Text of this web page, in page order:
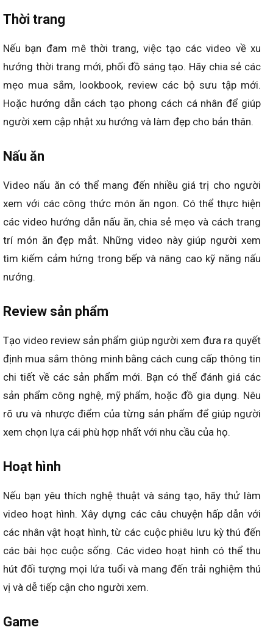
Thời trang
Nếu bạn đam mê thời trang, việc tạo các video về xu
hướng thời trang mới, phối đồ sáng tạo. Hãy chia sẻ các
mẹo mua sắm, lookbook, review các bộ sưu tập mới.
Hoặc hướng dẫn cách tạo phong cách cá nhân để giúp
người xem cập nhật xu hướng và làm đẹp cho bản thân.
Nấu ăn
Video nấu ăn có thể mang đến nhiều giá trị cho người
xem với các công thức món ăn ngon. Có thể thực hiện
các video hướng dẫn nấu ăn, chia sẻ mẹo và cách trang
trí món ăn đẹp mắt. Những video này giúp người xem
tìm kiếm cảm hứng trong bếp và nâng cao kỹ năng nấu
nướng.
Review sản phẩm
Tạo video review sản phẩm giúp người xem đưa ra quyết
định mua sắm thông minh bằng cách cung cấp thông tin
chi tiết về các sản phẩm mới. Bạn có thể đánh giá các
sản phẩm công nghệ, mỹ phẩm, hoặc đồ gia dụng. Nêu
rõ ưu và nhược điểm của từng sản phẩm để giúp người
xem chọn lựa cái phù hợp nhất với nhu cầu của họ.
Hoạt hình
Nếu bạn yêu thích nghệ thuật và sáng tạo, hãy thử làm
video hoạt hình. Xây dựng các câu chuyện hấp dẫn với
các nhân vật hoạt hình, từ các cuộc phiêu lưu kỳ thú đến
các bài học cuộc sống. Các video hoạt hình có thể thu
hút đối tượng mọi lứa tuổi và mang đến trải nghiệm thú
vị và dễ tiếp cận cho người xem.
Game